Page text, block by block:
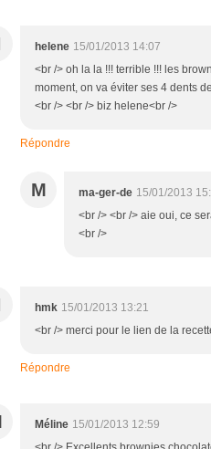
helene 15/01/2013 14:07
<br /> oh la la !!! terrible !!! les
moment, on va éviter ses 4 dents
<br /> <br /> biz helene<br />
Répondre
M ma-ger-de 15/01/2013
<br /> <br /> aie oui, ce
<br />
hmk 15/01/2013 13:21
<br /> merci pour le lien de la
Répondre
Méline 15/01/2013 12:59